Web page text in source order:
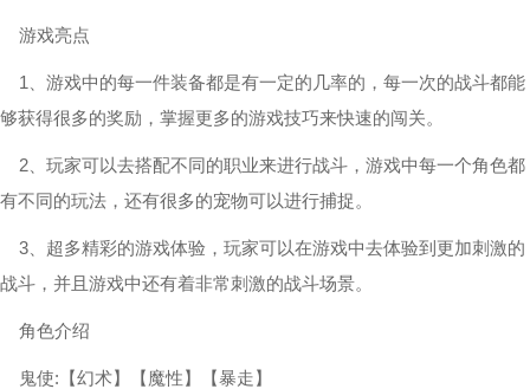
游戏亮点
1、游戏中的每一件装备都是有一定的几率的，每一次的战斗都能
够获得很多的奖励，掌握更多的游戏技巧来快速的闯关。
2、玩家可以去搭配不同的职业来进行战斗，游戏中每一个角色都
有不同的玩法，还有很多的宠物可以进行捕捉。
3、超多精彩的游戏体验，玩家可以在游戏中去体验到更加刺激的
战斗，并且游戏中还有着非常刺激的战斗场景。
角色介绍
鬼使:【幻术】【魔性】【暴走】